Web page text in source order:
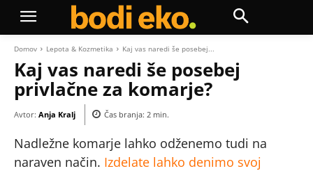
Domov Lepota & Kozmetika Kaj vas naredi še posebej...
Kaj vas naredi še posebej
privlačne za komarje?
Avtor: Anja Kralj Čas branja: 2 min.
Nadležne komarje lahko odženemo tudi na
naraven način. Izdelate lahko denimo svoj